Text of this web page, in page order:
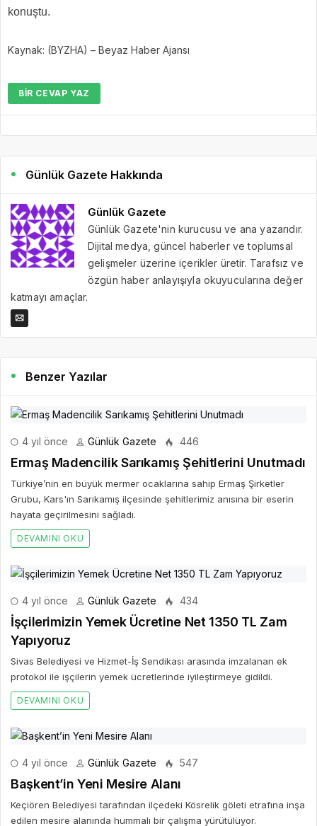
konuştu.
Kaynak: (BYZHA) – Beyaz Haber Ajansı
BIR CEVAP YAZ
Günlük Gazete Hakkında
Günlük Gazete
Günlük Gazete'nin kurucusu ve ana yazarıdır.
Dijital medya, güncel haberler ve toplumsal
gelişmeler üzerine içerikler üretir. Tarafsız ve
özgün haber anlayışıyla okuyucularına değer
katmayı amaçlar.
Benzer Yazılar
4 yıl önce Günlük Gazete 446
Ermaş Madencilik Sarıkamış Şehitlerini Unutmadı
Türkiye’nin en büyük mermer ocaklarına sahip Ermaş Şirketler
Grubu, Kars'ın Sarıkamış ilçesinde şehitlerimiz anısına bir eserin
hayata geçirilmesini sağladı.
DEVAMINI OKU
4 yıl önce Günlük Gazete 434
İşçilerimizin Yemek Ücretine Net 1350 TL Zam
Yapıyoruz
Sivas Belediyesi ve Hizmet-İş Sendikası arasında imzalanan ek
protokol ile işçilerin yemek ücretlerinde iyileştirmeye gidildi.
DEVAMINI OKU
4 yıl önce Günlük Gazete 547
Başkent’in Yeni Mesire Alanı
Keçiören Belediyesi tarafından ilçedeki Kösrelik göleti etrafına inşa
edilen mesire alanında hummalı bir çalışma yürütülüyor.